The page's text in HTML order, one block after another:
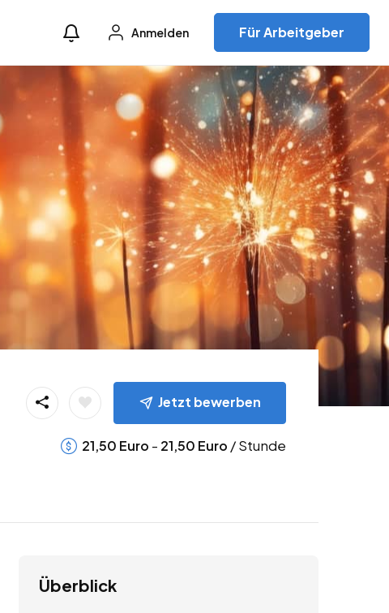
Anmelden Für Arbeitgeber
Jetzt bewerben
21,50 Euro - 21,50 Euro / Stunde
Überblick